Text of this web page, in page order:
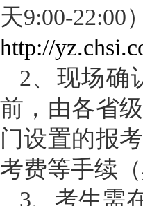
天9:00-22:00
http://
2、现场确
前，由各省
门设置的报
考费等手续
3、考生需